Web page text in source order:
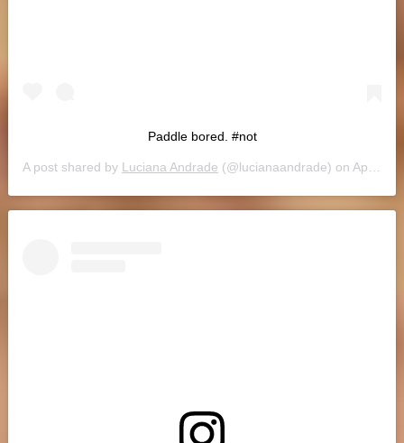
Paddle bored. #not
A post shared by Luciana Andrade (@lucianaandrade) on Apr 6, 2019 at 2:12pm PDT